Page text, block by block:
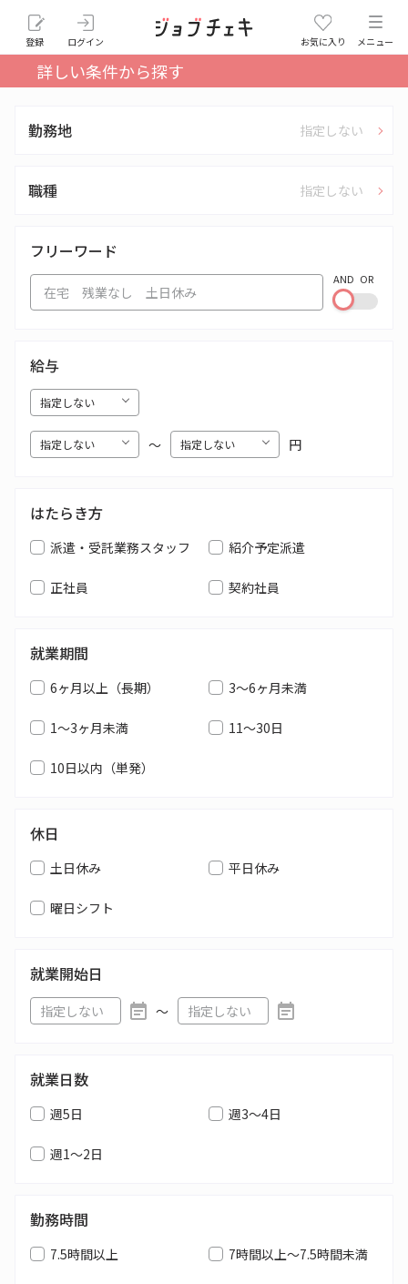
登録 ログイン お気に入り メニュー
詳しい条件から探す
勤務地 指定しない
職種 指定しない
フリーワード
AND OR
給与
〜 円
はたらき方
派遣・受託業務スタッフ 紹介予定派遣
正社員 契約社員
就業期間
6ヶ月以上（長期） 3～6ヶ月未満
1～3ヶ月未満 11～30日
10日以内（単発）
休日
土日休み 平日休み
曜日シフト
就業開始日
〜
就業日数
週5日 週3～4日
週1～2日
勤務時間
7.5時間以上 7時間以上～7.5時間未満